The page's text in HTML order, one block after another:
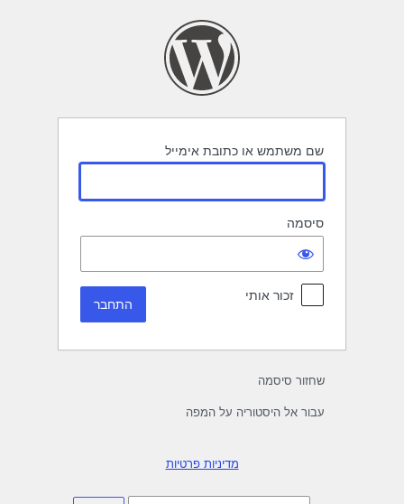
שם משתמש או כתובת אימייל
סיסמה
זכור אותי
שחזור סיסמה
עבור אל היסטוריה על המפה
מדיניות פרטיות